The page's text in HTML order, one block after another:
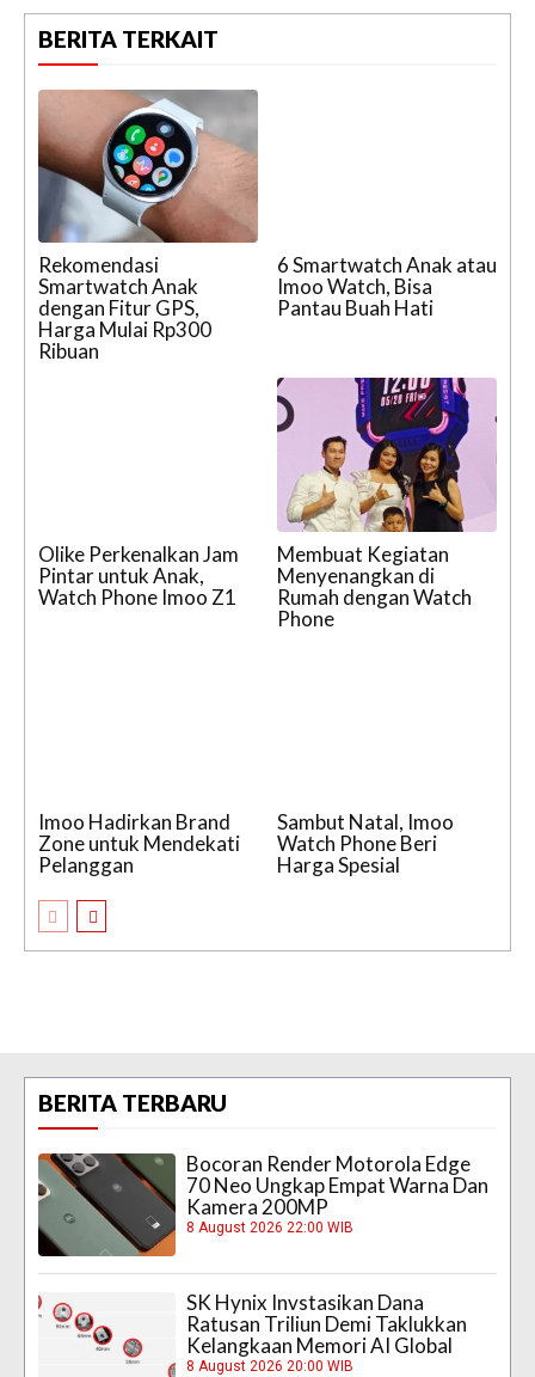
BERITA TERKAIT
Rekomendasi
Smartwatch Anak
dengan Fitur GPS,
Harga Mulai Rp300
Ribuan
6 Smartwatch Anak atau
Imoo Watch, Bisa
Pantau Buah Hati
Olike Perkenalkan Jam
Pintar untuk Anak,
Watch Phone Imoo Z1
Membuat Kegiatan
Menyenangkan di
Rumah dengan Watch
Phone
Imoo Hadirkan Brand
Zone untuk Mendekati
Pelanggan
Sambut Natal, Imoo
Watch Phone Beri
Harga Spesial
BERITA TERBARU
Bocoran Render Motorola Edge
70 Neo Ungkap Empat Warna Dan
Kamera 200MP
8 August 2026 22:00 WIB
SK Hynix Invstasikan Dana
Ratusan Triliun Demi Taklukkan
Kelangkaan Memori AI Global
8 August 2026 20:00 WIB